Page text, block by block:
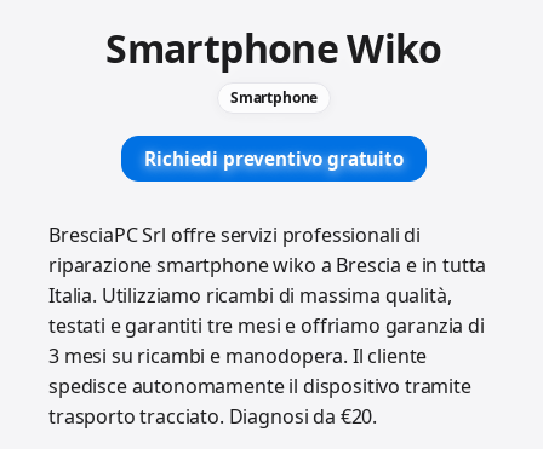
Smartphone Wiko
Smartphone
Richiedi preventivo gratuito
BresciaPC Srl offre servizi professionali di
riparazione smartphone wiko a Brescia e in tutta
Italia. Utilizziamo ricambi di massima qualità,
testati e garantiti tre mesi e offriamo garanzia di
3 mesi su ricambi e manodopera. Il cliente
spedisce autonomamente il dispositivo tramite
trasporto tracciato. Diagnosi da €20.